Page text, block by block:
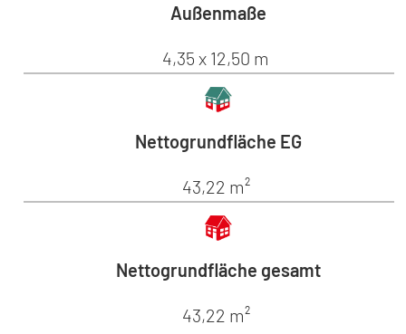
Außenmaße
4,35 x 12,50 m
Nettogrundfläche EG
43,22 m²
Nettogrundfläche gesamt
43,22 m²